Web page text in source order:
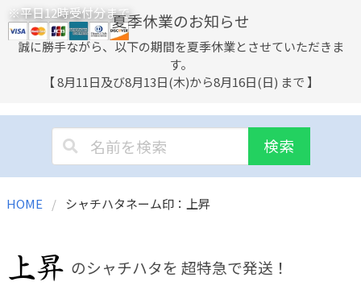
※平日12時受付分まで夏季休業のお知らせ
誠に勝手ながら、以下の期間を夏季休業とさせていただきま
す。
【 8月11日及び8月13日(木)から8月16日(日) まで 】
検索
HOME シャチハタネーム印：上昇
のシャチハタを 超特急で発送！